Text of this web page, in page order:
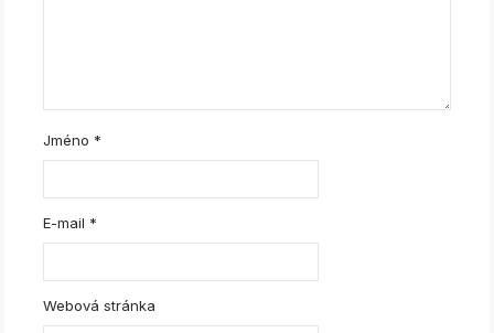
Jméno *
E-mail *
Webová stránka